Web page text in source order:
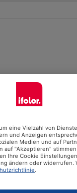
Newsletter
Abonnieren